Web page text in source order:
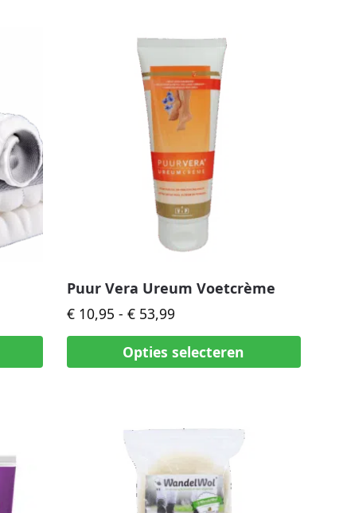
Puur Vera Ureum Voetcrème
€ 10,95 - € 53,99
Opties selecteren